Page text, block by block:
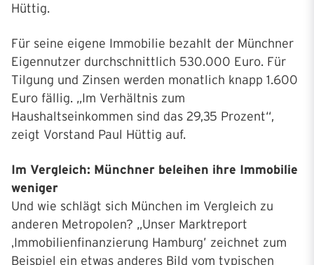
Hüttig.
Für seine eigene Immobilie bezahlt der Münchner
Eigennutzer durchschnittlich 530.000 Euro. Für
Tilgung und Zinsen werden monatlich knapp 1.600
Euro fällig. „Im Verhältnis zum
Haushaltseinkommen sind das 29,35 Prozent“,
zeigt Vorstand Paul Hüttig auf.
Im Vergleich: Münchner beleihen ihre Immobilie
weniger
Und wie schlägt sich München im Vergleich zu
anderen Metropolen? „Unser Marktreport
‚Immobilienfinanzierung Hamburg’ zeichnet zum
Beispiel ein etwas anderes Bild vom typischen